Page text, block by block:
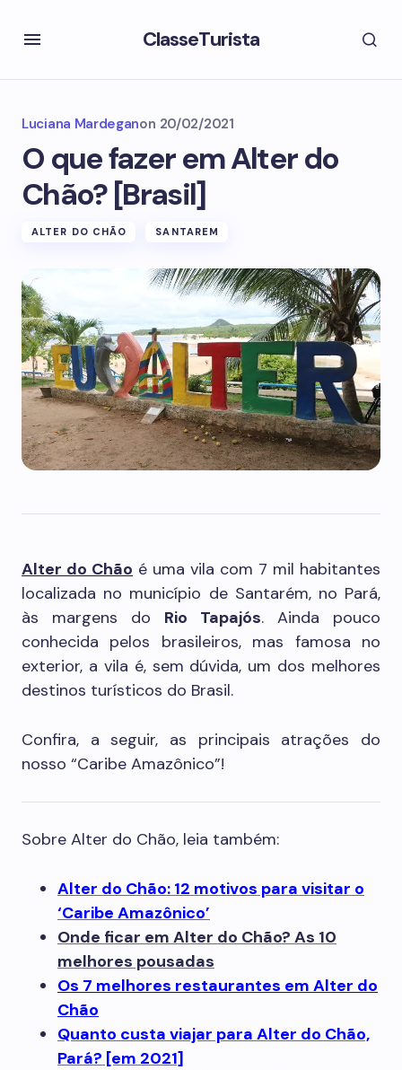
ClasseTurista
Luciana Mardeganon 20/02/2021
O que fazer em Alter do
Chão? [Brasil]
ALTER DO CHÃO SANTAREM
Alter do Chão é uma vila com 7 mil habitantes
localizada no município de Santarém, no Pará,
às margens do Rio Tapajós. Ainda pouco
conhecida pelos brasileiros, mas famosa no
exterior, a vila é, sem dúvida, um dos melhores
destinos turísticos do Brasil.
Confira, a seguir, as principais atrações do
nosso “Caribe Amazônico”!
Sobre Alter do Chão, leia também:
Alter do Chão: 12 motivos para visitar o
‘Caribe Amazônico’
Onde ficar em Alter do Chão? As 10
melhores pousadas
Os 7 melhores restaurantes em Alter do
Chão
Quanto custa viajar para Alter do Chão,
Pará? [em 2021]